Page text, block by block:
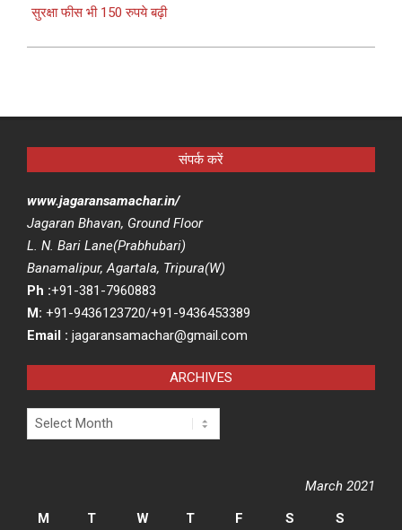
सुरक्षा फीस भी 150 रुपये बढ़ी
संपर्क करें
www.jagaransamachar.in/
Jagaran Bhavan, Ground Floor
L. N. Bari Lane(Prabhubari)
Banamalipur, Agartala, Tripura(W)
Ph :+91-381-7960883
M: +91-9436123720/+91-9436453389
Email : jagaransamachar@gmail.com
ARCHIVES
Archives
March 2021
M
T W T F S S